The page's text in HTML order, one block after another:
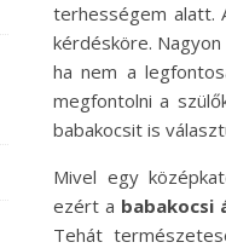
terhességem alatt.
kérdésköre.
ha nem a
megfontolni a
babakocsit is
Mivel egy
ezért a babakocsi
Tehát